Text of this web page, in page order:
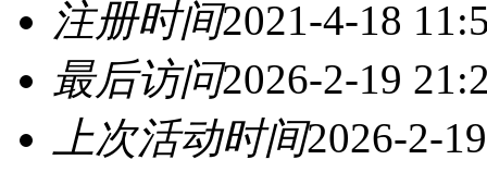
注册时间2021-4-18
最后访问2026-2-19
上次活动时间2026-2-